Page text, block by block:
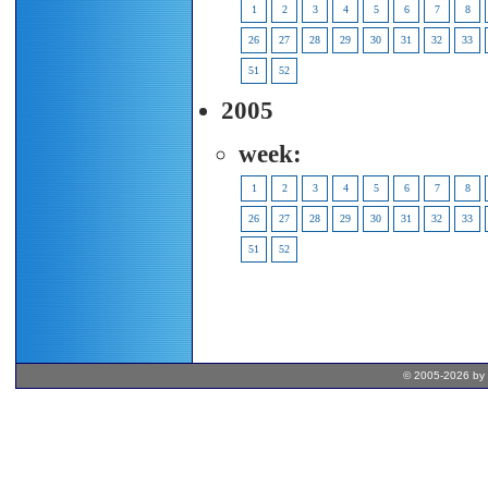
1 2 3 4 5 6 7 8
26 27 28 29 30 31 32 33
51 52
2005
week:
1 2 3 4 5 6 7 8
26 27 28 29 30 31 32 33
51 52
© 2005-2026 by